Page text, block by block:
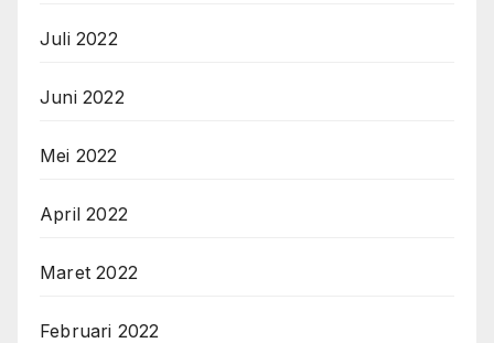
Juli 2022
Juni 2022
Mei 2022
April 2022
Maret 2022
Februari 2022